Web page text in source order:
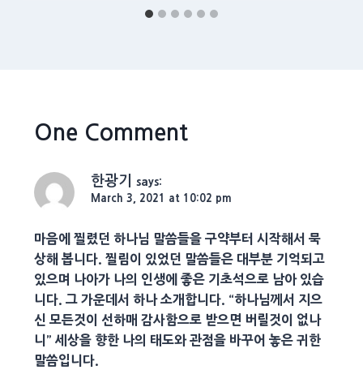
One Comment
한광기 says:
March 3, 2021 at 10:02 pm
마음에 찔렸던 하나님 말씀들을 구약부터 시작해서 묵
상해 봅니다. 찔림이 있었던 말씀들은 대부분 기억되고
있으며 나아가 나의 인생에 좋은 기초석으로 남아 있습
니다. 그 가운데서 하나 소개합니다. “하나님께서 지으
신 모든것이 선하매 감사함으로 받으면 버릴것이 없나
니” 세상을 향한 나의 태도와 관점을 바꾸어 놓은 귀한
말씀입니다.